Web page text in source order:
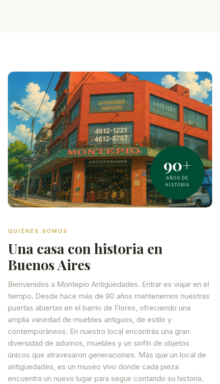
90+
AÑOS DE
HISTORIA
QUIÉNES SOMOS
Una casa con historia en
Buenos Aires
Bienvenidos a Montepío Antigüedades. Entrar es viajar en el
tiempo. Desde hace más de 90 años mantenemos nuestras
puertas abiertas en el barrio de Flores, ofreciendo una
amplia variedad de muebles antiguos, de estilo y
contemporáneos. En nuestro local encontrás una gran
diversidad de adornos, muebles y un sinfín de objetos
únicos que atravesaron generaciones. Más que un local de
antigüedades, es un museo vivo donde cada pieza
encuentra un nuevo lugar para seguir contando su historia.